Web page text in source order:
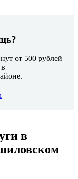
от 500 рублей
в